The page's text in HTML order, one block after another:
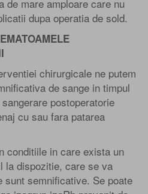
de mare amploare care nu
dupa operatia de sold.
chirurgicale ne putem
de sange in timpul
postoperatorie
cu sau fara patarea
conditiile in care exista un
la dispozitie, care se va
sunt semnificative. Se poate